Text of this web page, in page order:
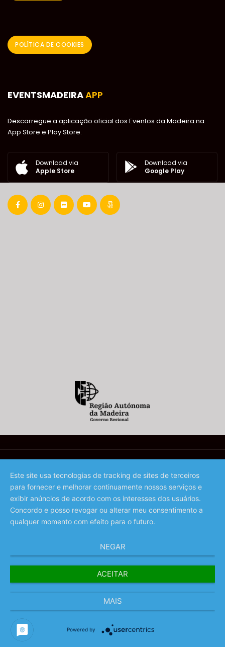
POLÍTICA DE COOKIES
EVENTSMADEIRAAPP
Descarregue a aplicação oficial dos Eventos da Madeira na
App Store e Play Store.
Download via
Apple Store
Download via
Google Play
©️ 2023 - Associação de Promoção da Madeira
Este site usa tecnologias de tracking de sites de terceiros
para fornecer e melhorar continuamente nossos serviços e
exibir anúncios de acordo com os interesses dos usuários.
Concordo e posso revogar ou alterar meu consentimento a
qualquer momento com efeito para o futuro.
NEGAR
ACEITAR
MAIS
Powered by